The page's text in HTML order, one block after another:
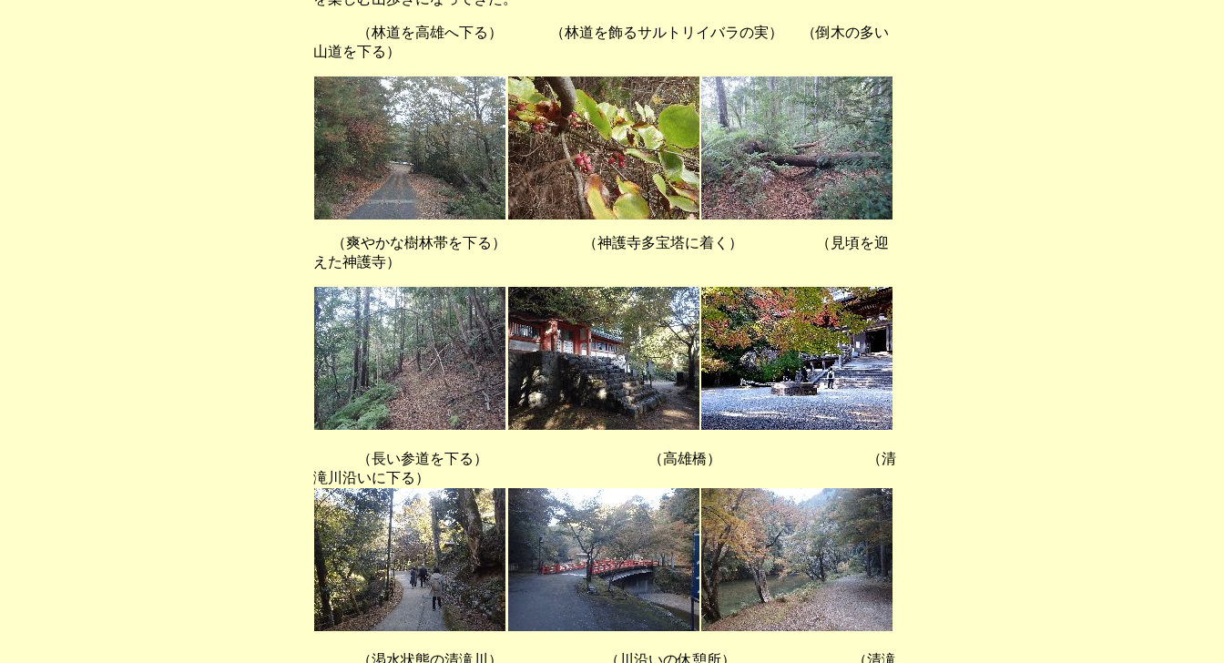
（林道を高雄へ下る） （林道を飾るサルトリイバラの実） （倒木の多い
山道を下る）
（爽やかな樹林帯を下る） （神護寺多宝塔に着く） （見頃を迎
えた神護寺）
（長い参道を下る） （高雄橋） （清
滝川沿いに下る）
（渇水状態の清滝川） （川沿いの休憩所） （清滝